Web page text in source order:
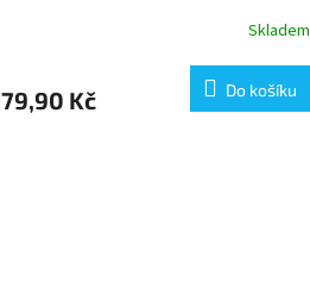
Skladem
79,90 Kč Do košíku